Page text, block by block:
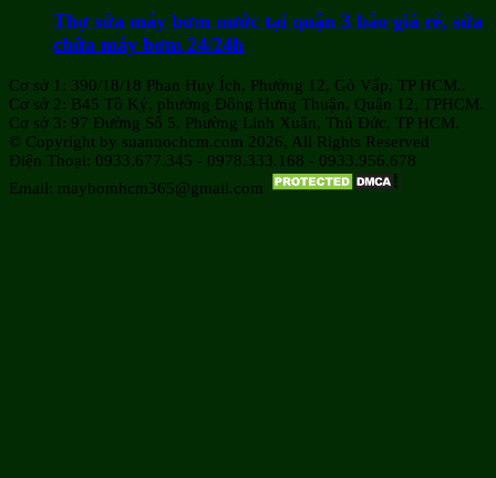
Thợ sửa máy bơm nước tại quận 3 báo giá rẻ, sửa
chữa máy bơm 24/24h
Cơ sở 1: 390/18/18 Phan Huy Ích, Phường 12, Gò Vấp, TP HCM..
Cơ sở 2: B45 Tô Ký, phường Đông Hưng Thuận, Quận 12, TPHCM.
Cơ sở 3: 97 Đường Số 5, Phường Linh Xuân, Thủ Đức, TP HCM.
© Copyright by suanuochcm.com 2026, All Rights Reserved
Điện Thoại: 0933.677.345 - 0978.333.168 - 0933.956.678
Email: maybomhcm365@gmail.com